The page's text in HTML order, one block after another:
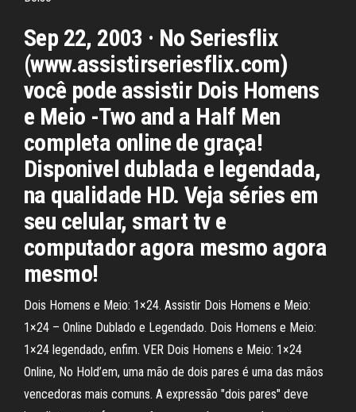
Sep 22, 2003 · No Seriesflix
(www.assistirseriesflix.com)
você pode assistir Dois Homens
e Meio -Two and a Half Men
completa online de graça!
Disponivel dublada e legendada,
na qualidade HD. Veja séries em
seu celular, smart tv e
computador agora mesmo agora
mesmo!
Dois Homens e Meio: 1×24. Assistir Dois Homens e Meio:
1×24 – Online Dublado e Legendado. Dois Homens e Meio:
1×24 legendado, enfim. VER Dois Homens e Meio: 1×24
Online, No Hold’em, uma mão de dois pares é uma das mãos
vencedoras mais comuns. A expressão "dois pares" deve